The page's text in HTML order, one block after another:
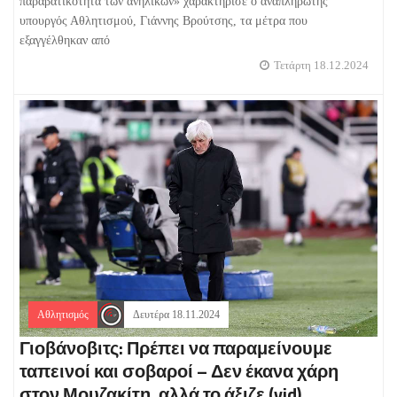
υπουργός Αθλητισμού, Γιάννης Βρούτσης, τα μέτρα που
εξαγγέλθηκαν από
Τετάρτη 18.12.2024
Αθλητισμός Δευτέρα 18.11.2024
Γιοβάνοβιτς: Πρέπει να παραμείνουμε
ταπεινοί και σοβαροί – Δεν έκανα χάρη